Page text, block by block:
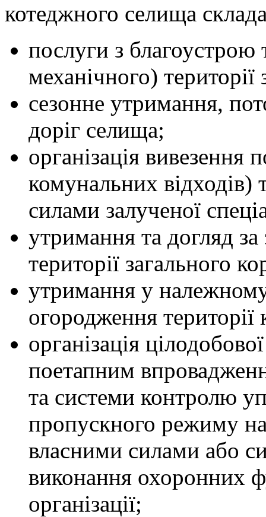
котеджного селища
послуги з
механічного)
сезонне утримання,
доріг селища;
організація вивезення
комунальних відходів)
силами залученої
утримання та догляд
території загального
утримання у
огородження
організація
поетапним
та системи контролю
пропускного режиму
власними силами або
виконання охоронних
організації;